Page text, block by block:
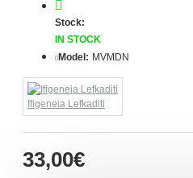
33,00€
Stock:
IN STOCK
Model: MVMDN
Ifigeneia Lefkaditi